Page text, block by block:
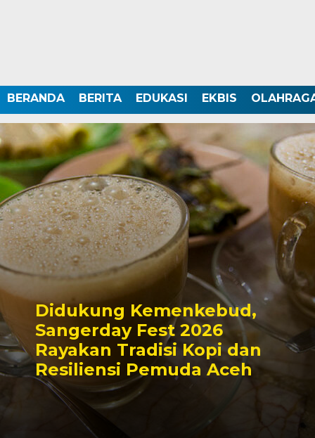
BERANDA BERITA EDUKASI EKBIS
Didukung Kemenkebud,
Sangerday Fest 2026
Rayakan Tradisi Kopi dan
Resiliensi Pemuda Aceh